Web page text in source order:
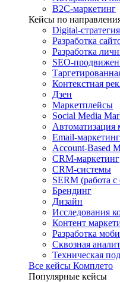
B2С-маркетинг
Кейсы по
Digital-стратегия
Разработка
Разработка
SEO-
Контекстная
Дзен
Маркетплейсы
Social Media
Автоматизация
Email-маркетинг
Account-Based
CRM-маркетинг
CRM-системы
SERM (работа
Брендинг
Дизайн
Исследования
Контент
Разработка
Сквозная
Техническая
Все кейсы Комплето
Популярные кейсы